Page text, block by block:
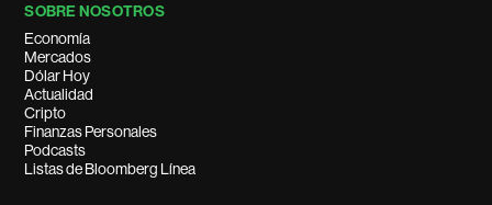
SOBRE NOSOTROS
Economía
Mercados
Dólar Hoy
Actualidad
Cripto
Finanzas Personales
Podcasts
Listas de Bloomberg Línea